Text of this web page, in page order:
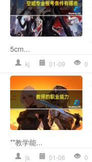
5cm...
kj 01-09 0
**教学能...
js 01-06 0